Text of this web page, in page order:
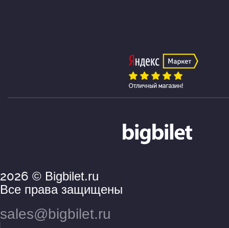
2026 © Bigbilet.ru
Все права защищены
sales@bigbilet.ru